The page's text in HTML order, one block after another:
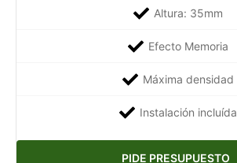
Altura: 35mm
Efecto Memoria
Máxima densidad
Instalación incluída
PIDE PRESUPUESTO